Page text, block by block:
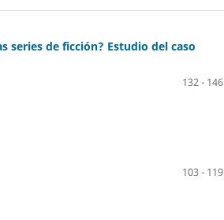
series de ficción? Estudio del caso
132 - 146
103 - 119